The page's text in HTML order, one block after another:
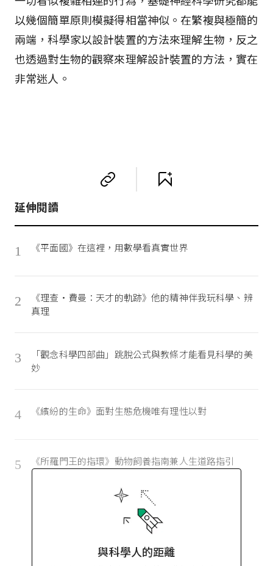
以幾個簡單原則模擬得相當神似。在繁複與極簡的
兩端，科學家以設計裝置的方法來理解生物，反之
也透過對生物的觀察來理解設計裝置的方法，實在
非常迷人。
延伸閱讀
1 《平面國》在這裡，用數學看真實世界
2
《理查‧費曼：天才的軌跡》他的精神伴我玩科學、辨
真理
3
「觀念科學四部曲」跳脫公式與教條才能看見科學的美
妙
4 《繽紛的生命》面對生態危機唯有理性以對
5 《所羅門王的指環》動物飼養指南兼人生道路指引
與科學人的距離